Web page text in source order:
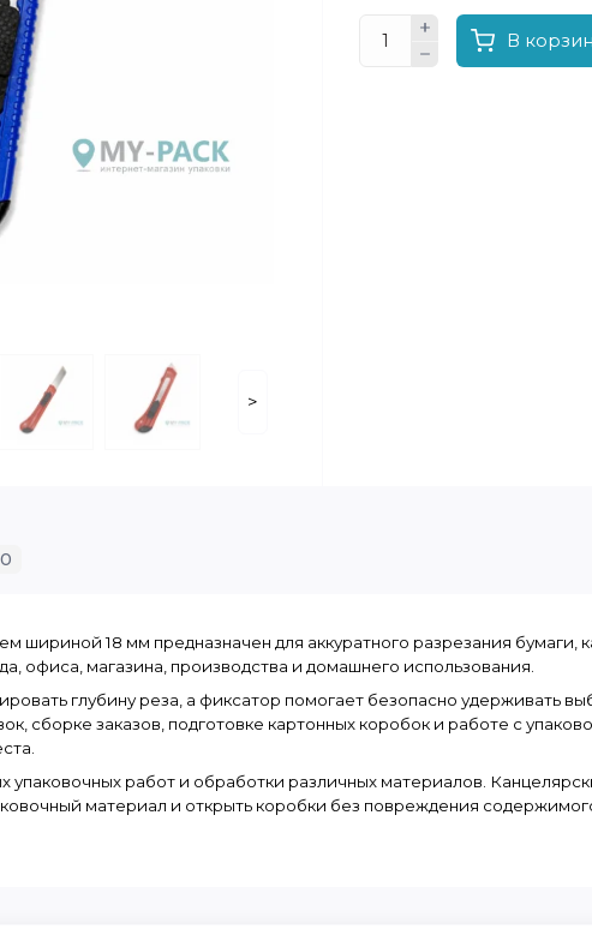
>
В
0
шириной 18 мм предназначен для аккуратного разрезания бумаги,
офиса, магазина, производства и домашнего использования.
глубину реза, а фиксатор помогает безопасно удерживать
сборке заказов, подготовке картонных коробок и работе с
упаковочных работ и обработки различных материалов.
материал и открыть коробки без повреждения